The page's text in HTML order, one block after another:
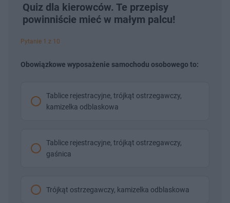
Quiz dla kierowców. Te przepisy
powinniście mieć w małym palcu!
Pytanie 1 z 10
Obowiązkowe wyposażenie samochodu osobowego to:
Tablice rejestracyjne, trójkąt ostrzegawczy,
kamizelka odblaskowa
Tablice rejestracyjne, trójkąt ostrzegawczy,
gaśnica
Trójkąt ostrzegawczy, kamizelka odblaskowa